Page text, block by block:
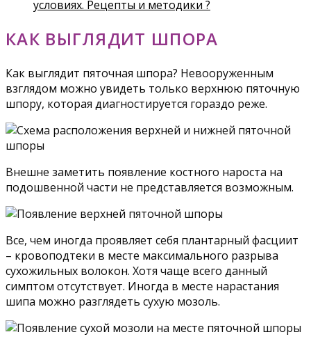
условиях. Рецепты и методики ?
КАК ВЫГЛЯДИТ ШПОРА
Как выглядит пяточная шпора? Невооруженным
взглядом можно увидеть только верхнюю пяточную
шпору, которая диагностируется гораздо реже.
Внешне заметить появление костного нароста на
подошвенной части не представляется возможным.
Все, чем иногда проявляет себя плантарный фасциит
– кровоподтеки в месте максимального разрыва
сухожильных волокон. Хотя чаще всего данный
симптом отсутствует. Иногда в месте нарастания
шипа можно разглядеть сухую мозоль.